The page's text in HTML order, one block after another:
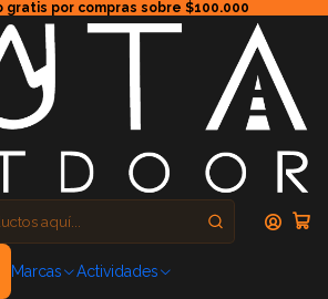
gratis por compras sobre $100.000
Marcas Actividades